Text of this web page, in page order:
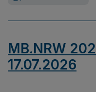
MB.NRW
17.07.2026